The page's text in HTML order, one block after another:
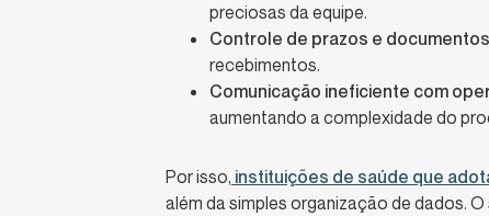
preciosas da equipe.
Controle de prazos e
recebimentos.
Comunicação ineficiente com
aumentando a complexidade do
Por isso, instituições de saúde que
além da simples organização de dados.